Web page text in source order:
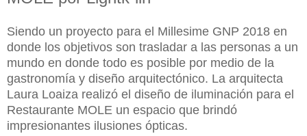
Siendo un proyecto para el Millesime GNP 2018 en
donde los objetivos son trasladar a las personas a un
mundo en donde todo es posible por medio de la
gastronomía y diseño arquitectónico. La arquitecta
Laura Loaiza realizó el diseño de iluminación para el
Restaurante MOLE un espacio que brindó
impresionantes ilusiones ópticas.